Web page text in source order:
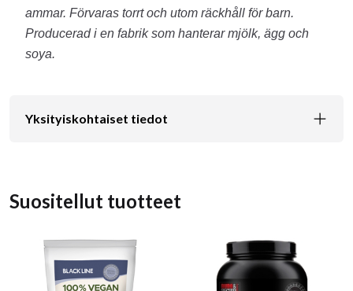
ammar. Förvaras torrt och utom räckhåll för barn.
Producerad i en fabrik som hanterar mjölk, ägg och
soya.
Yksityiskohtaiset tiedot
Suositellut tuotteet